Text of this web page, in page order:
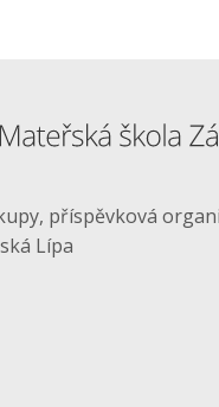
příspěvková
Lípa